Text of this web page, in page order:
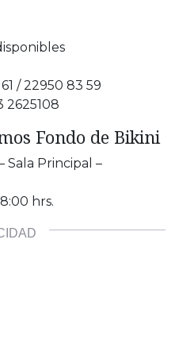
/ 22950 83 59
2625108
Fondo de Bikini
Sala Principal –
hrs.